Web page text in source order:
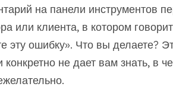
на панели инструментов
или клиента, в котором
эту ошибку». Что вы делаете?
не дает вам знать, в